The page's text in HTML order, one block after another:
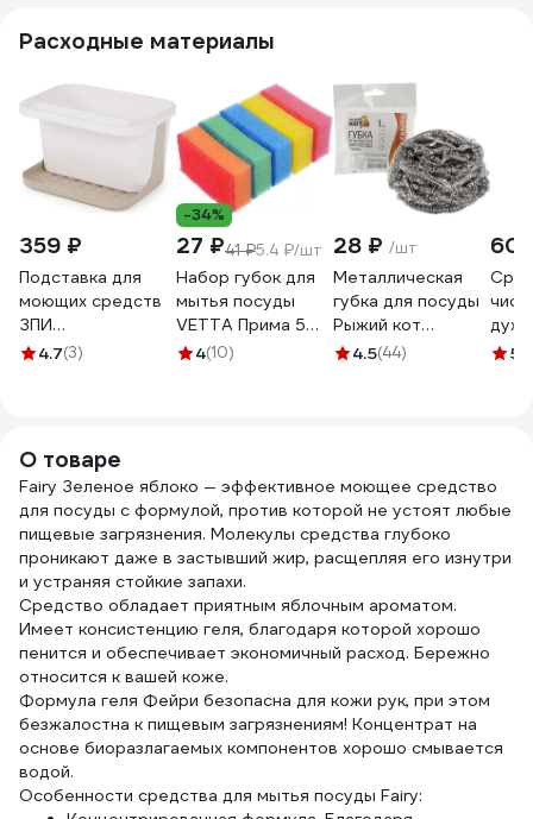
Расходные материалы
359 ₽
Подставка для
моющих средств
ЗПИ
«Альтернатива»
4.7(3)
-34%
27 ₽41 ₽5.4 ₽/шт
Набор губок для
мытья посуды
VETTA Прима 5
шт, 8x5х2.5 см
4(10)
28 ₽ /шт
Металлическая
губка для посуды
Рыжий кот
спираль, вес 12 гр,
4.5(44) 5
О товаре
Fairy Зеленое яблоко — эффективное моющее средство
для посуды с формулой, против которой не устоят любые
пищевые загрязнения. Молекулы средства глубоко
проникают даже в застывший жир, расщепляя его изнутри
и устраняя стойкие запахи.
Средство обладает приятным яблочным ароматом.
Имеет консистенцию геля, благодаря которой хорошо
пенится и обеспечивает экономичный расход. Бережно
относится к вашей коже.
Формула геля Фейри безопасна для кожи рук, при этом
безжалостна к пищевым загрязнениям! Концентрат на
основе биоразлагаемых компонентов хорошо смывается
водой.
Особенности средства для мытья посуды Fairy: